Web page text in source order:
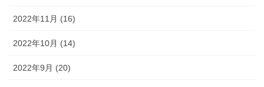
2022年11月 (16)
2022年10月 (14)
2022年9月 (20)